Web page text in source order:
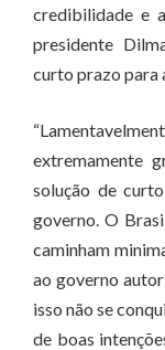
credibilidade e
presidente
curto prazo para
extremamente
solução de
governo. O
caminham
ao governo
isso não se
de boas